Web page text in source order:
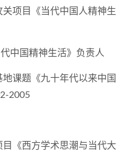
项目《当代中国人精神生
中国精神生活》负责人
课题《九十年代以来中国
2005
目《西方学术思潮与当代大